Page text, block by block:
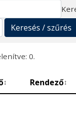
Keresés / szűrés
0.
↕ Rendező↕